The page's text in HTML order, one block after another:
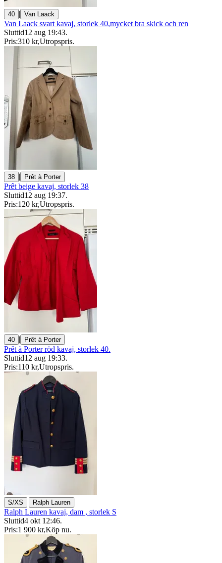
40 | Van Laack
Van Laack svart kavaj, storlek 40,mycket bra skick och ren
Sluttid12 aug 19:43.
Pris:310 kr,Utropspris.
38 | Prêt à Porter
Prêt beige kavaj, storlek 38
Sluttid12 aug 19:37.
Pris:120 kr,Utropspris.
40 | Prêt à Porter
Prêt à Porter röd kavaj, storlek 40.
Sluttid12 aug 19:33.
Pris:110 kr,Utropspris.
S/XS | Ralph Lauren
Ralph Lauren kavaj, dam , storlek S
Sluttid4 okt 12:46.
Pris:1 900 kr,Köp nu.